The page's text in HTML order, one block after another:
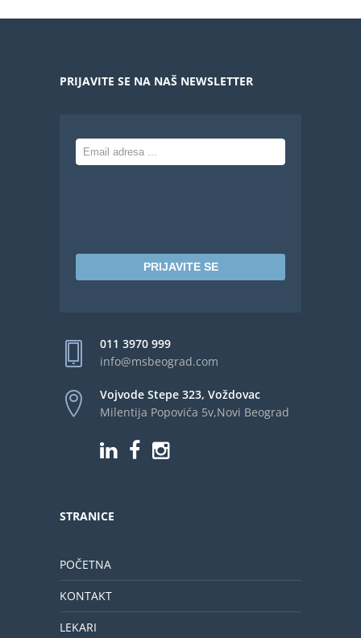
PRIJAVITE SE NA NAŠ NEWSLETTER
PRIJAVITE SE
011 3970 999
info@msbeograd.com
Vojvode Stepe 323, Voždovac
Milentija Popovića 5v,Novi Beograd
STRANICE
POČETNA
KONTAKT
LEKARI